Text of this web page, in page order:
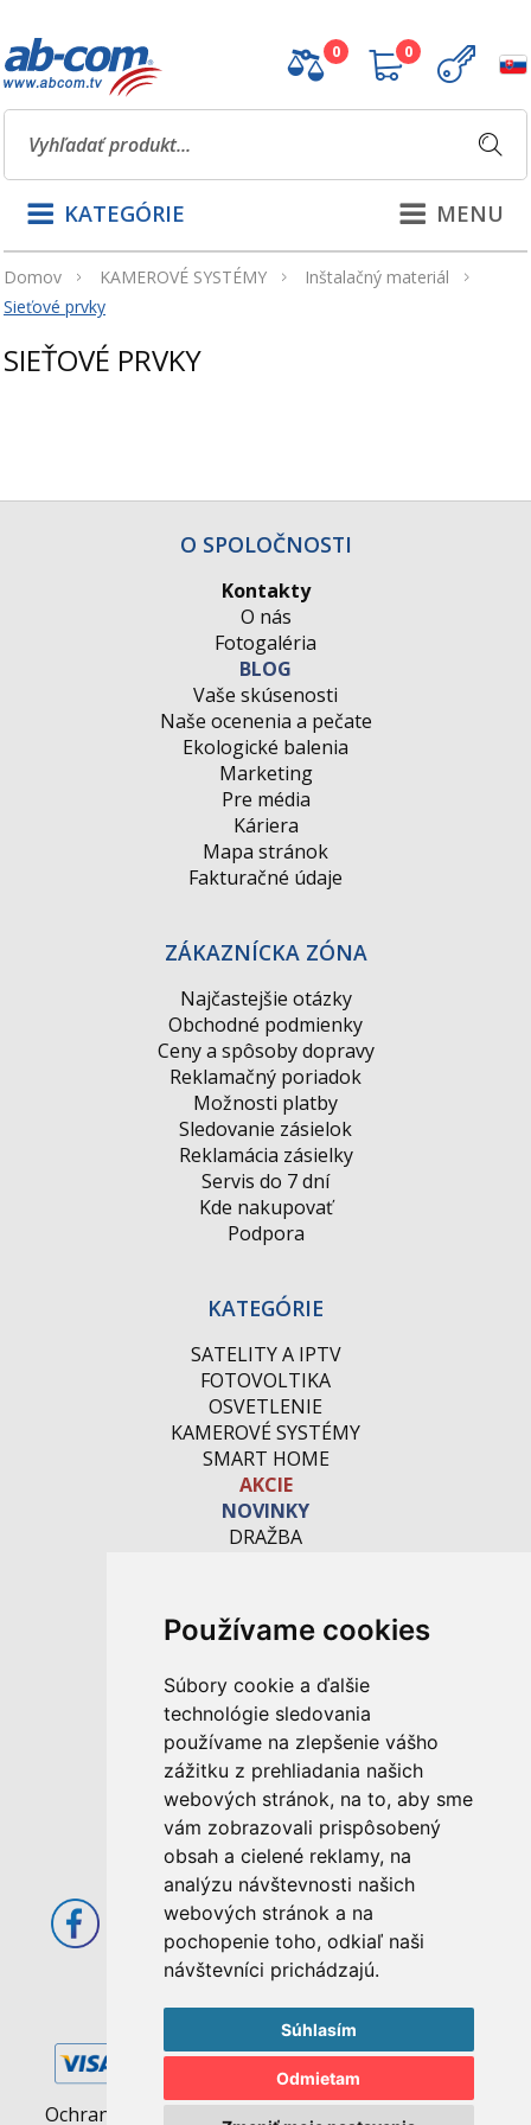
Používame cookies
Súbory cookie a ďalšie
technológie sledovania
používame na zlepšenie vášho
zážitku z prehliadania našich
webových stránok, na to, aby sme
vám zobrazovali prispôsobený
obsah a cielené reklamy, na
analýzu návštevnosti našich
webových stránok a na
pochopenie toho, odkiaľ naši
návštevníci prichádzajú.
Súhlasím
Odmietam
0 0
MENU
KATEGÓRIE
Domov KAMEROVÉ SYSTÉMY
Inštalačný materiál
Sieťové prvky
SIEŤOVÉ PRVKY
O SPOLOČNOSTI
Kontakty
O nás
Fotogaléria
BLOG
Vaše skúsenosti
Naše ocenenia a pečate
Ekologické balenia
Marketing
Pre média
Káriera
Mapa stránok
Fakturačné údaje
ZÁKAZNÍCKA ZÓNA
Najčastejšie otázky
Obchodné podmienky
Ceny a spôsoby dopravy
Reklamačný poriadok
Možnosti platby
Sledovanie zásielok
Reklamácia zásielky
Servis do 7 dní
Kde nakupovať
Podpora
KATEGÓRIE
SATELITY A IPTV
FOTOVOLTIKA
OSVETLENIE
KAMEROVÉ SYSTÉMY
SMART HOME
AKCIE
NOVINKY
DRAŽBA
M. Rázusa 4795/34
955 01 Topoľčany
Slovenská republika
E-mail: info@abcom.sk
Tel: +421 38 53 62 611
Otváracie hodiny:
Po - Pia: 08:00 - 17:00
Ochrana osobných údajov | Pravidlá cookies